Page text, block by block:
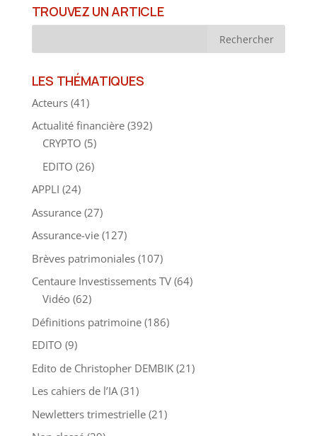
TROUVEZ UN ARTICLE
LES THÉMATIQUES
Acteurs(41)
Actualité financière (392)
CRYPTO (5)
EDITO (26)
APPLI (24)
Assurance (27)
Assurance-vie (127)
Brèves patrimoniales(107)
Centaure Investissements TV (64)
Vidéo (62)
Définitions patrimoine (186)
EDITO (9)
Edito de Christopher DEMBIK(21)
Les cahiers de l’IA(31)
Newletters trimestrielle (21)